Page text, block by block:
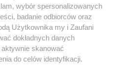
wybór spersonalizowanych
badanie odbiorców oraz
Użytkownika my i Zaufani
dokładnych danych
skanować
do celów identyfikacji.